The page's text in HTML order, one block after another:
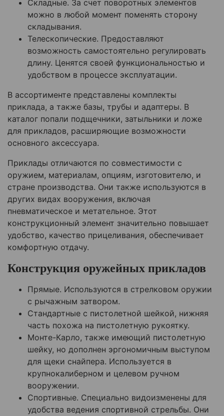
Складные. За счет поворотных элементов
можно в любой момент поменять сторону
складывания.
Телескопические. Предоставляют
возможность самостоятельно регулировать
длину. Ценятся своей функциональностью и
удобством в процессе эксплуатации.
В ассортименте представлены комплекты
приклада, а также базы, трубы и адаптеры. В
каталог попали подщечники, затыльники и ложе
для прикладов, расширяющие возможности
основного аксессуара.
Приклады отличаются по совместимости с
оружием, материалам, опциям, изготовителю, и
стране производства. Они также используются в
других видах вооружения, включая
пневматическое и метательное. Этот
конструкционный элемент значительно повышает
удобство, качество прицеливания, обеспечивает
комфортную отдачу.
Конструкция оружейных прикладов
Прямые. Используются в стрелковом оружии
с рычажным затвором.
Стандартные с пистолетной шейкой, нижняя
часть похожа на пистолетную рукоятку.
Монте-Карло, также имеющий пистолетную
шейку, но дополнен эргономичным выступом
для щеки снайпера. Используется в
крупнокалиберном и целевом ручном
вооружении.
Спортивные. Специально видоизменены для
удобства ведения спортивной стрельбы. Они